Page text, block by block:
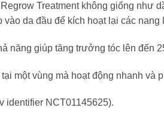
Treatment không giống như
da đầu để kích hoạt lại các
năng giúp tăng trưởng tóc lên đến
một vùng mà hoạt động nhanh và
identifier NCT01145625).